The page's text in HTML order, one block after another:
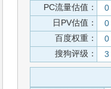
PC流量估值：
0
日PV估值：
0
百度权重：
0
搜狗评级：
3